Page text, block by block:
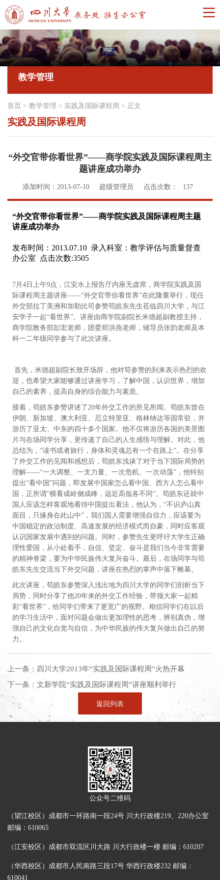
教学管理
首页 > 教学管理 > 实践及国际课程周 > 正文
实践及国际课程周
“外交官带你看世界”——商学院实践及国际课程周主
题讲座成功举办
添加时间：2013-07-10 超级管理员 点击次数： 137
“外交官带你看世界”——商学院实践及国际课程周主题
讲座成功举办
发布时间：2013.07.10 录入科室：教学评估与质量督查
办公室 点击次数:3505
7月4日上午9点，江安水上报告厅内座无虚席，商学院实践及国
际课程周主题讲座——“外交官带你看世界”在此隆重举行，现任
外交部拉丁美洲和加勒比司参赞苟皓东先生莅临四川大学，与江
安学子一起“看世界”。讲座由商学院副院长米德超副教授主持，
商学院教务部彭宏老师，团委郑洪燕老师，辅导员张韵老师及本
科一二年级同学参与了此次讲座。
首先，米德超副院长致开场辞，他对苟参赞的到来表示热烈的欢
迎，也希望大家能够通过讲座学习，了解中国，认识世界，增加
自己的素养，提高自身的综合能力与素质。
接着，苟皓东参赞讲述了20年外交工作的所见所闻。苟皓东曾在
伊朗、新加坡、澳大利亚、厄立特里亚、格林纳达等国常驻，并
游历了亚太、中东的四十多个国家。他不仅将游历各国的美景图
片与在场同学分享，更传递了自己的人生感悟与理解。对此，他
总结为，“读书或者旅行，身体和灵魂总有一个在路上”。在分享
了外交工作的见闻和感想后，苟皓东浅谈了对于当下国际局势的
理解——“一大调整、一支力量、一次危机、一次动荡”，他特别
提出“看中国”问题，即发展中国家怎么看中国、西方人怎么看中
国，正所谓“横看成岭侧成峰，远近高低各不同”。苟皓东还就中
国人应该怎样客观地看待中国提出看法，他认为，“不识庐山真
面目，只缘身在此山中”，我们国人需要增强自信力，应该要为
中国稳定的政治制度、高速发展的经济模式而自豪，同时应客观
认识国家发展中遇到的问题。同时，参赞先生更呼吁大学生正确
理性爱国，从小处着手，自信、坚定、奋斗是我们当今非常需要
的精神脊梁，要为中华民族伟大复兴奋斗。最后，在场同学与苟
皓东先生交流当下外交问题，讲座在热烈的掌声中落下帷幕。
此次讲座，苟皓东参赞深入浅出地为四川大学的同学们剖析当下
局势，同时分享了他20年来的外交工作经验，带领大家一起精
彩“看世界”，给同学们带来了更宽广的视野。相信同学们在以后
的学习生活中，面对问题会做出更加理性的思考，辨别真伪，增
强自己的文化自觉与自信，为中华民族的伟大复兴做出自己的努
力。
上一条： 四川大学2013年“实践及国际课程周”火热开幕
下一条： 文新学院“实践及国际课程周”讲座顺利举行
返回列表
公众号二维码
（望江校区）成都市一环路南一段24号 川大行政楼219、220办公室
邮编：610065
（江安校区）成都市双流区川大路 川大行政楼一楼 邮编：610207
（华西校区）成都市人民南路三段17号 华西行政楼232 邮编：
610041